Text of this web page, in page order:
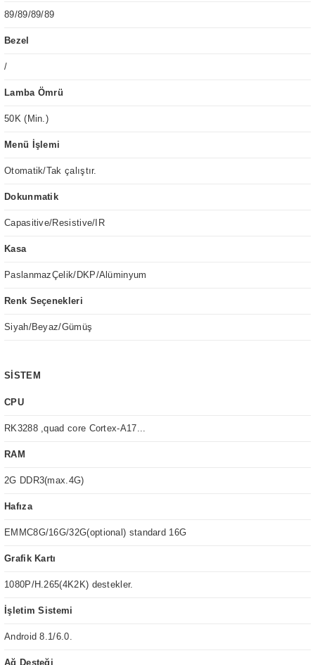
89/89/89/89
Bezel
/
Lamba Ömrü
50K (Min.)
Menü İşlemi
Otomatik/Tak çalıştır.
Dokunmatik
Capasitive/Resistive/IR
Kasa
PaslanmazÇelik/DKP/Alüminyum
Renk Seçenekleri
Siyah/Beyaz/Gümüş
SİSTEM
CPU
RK3288 ,quad core Cortex-A17...
RAM
2G DDR3(max.4G)
Hafıza
EMMC8G/16G/32G(optional) standard 16G
Grafik Kartı
1080P/H.265(4K2K) destekler.
İşletim Sistemi
Android 8.1/6.0.
Ağ Desteği